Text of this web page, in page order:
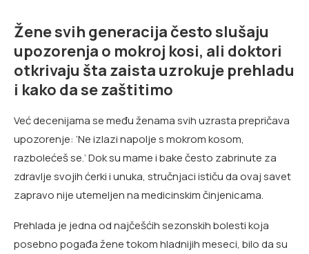
Žene svih generacija često slušaju
upozorenja o mokroj kosi, ali doktori
otkrivaju šta zaista uzrokuje prehladu
i kako da se zaštitimo
Već decenijama se među ženama svih uzrasta prepričava
upozorenje: ‘Ne izlazi napolje s mokrom kosom,
razbolećeš se.’ Dok su mame i bake često zabrinute za
zdravlje svojih ćerki i unuka, stručnjaci ističu da ovaj savet
zapravo nije utemeljen na medicinskim činjenicama.
Prehlada je jedna od najčešćih sezonskih bolesti koja
posebno pogađa žene tokom hladnijih meseci, bilo da su